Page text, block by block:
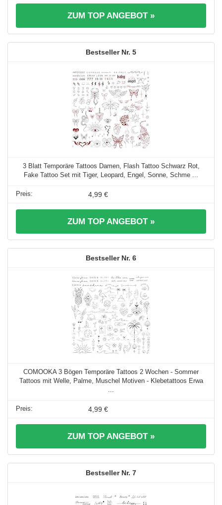
ZUM TOP ANGEBOT »
5
3 Blatt Temporäre Tattoos Damen, Flash Tattoo Schwarz Rot,
Fake Tattoo Set mit Tiger, Leopard, Engel, Sonne, Schme ...
4,99 €
ZUM TOP ANGEBOT »
6
COMOOKA 3 Bögen Temporäre Tattoos 2 Wochen - Sommer
Tattoos mit Welle, Palme, Muschel Motiven - Klebetattoos Erwa
4,99 €
ZUM TOP ANGEBOT »
7